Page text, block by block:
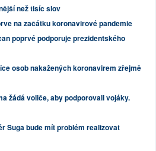
než tisíc slov
na začátku koronavirové pandemie
poprvé podporuje prezidentského
osob nakažených koronavirem zřejmě
žádá voliče, aby podporovali vojáky.
Suga bude mít problém realizovat